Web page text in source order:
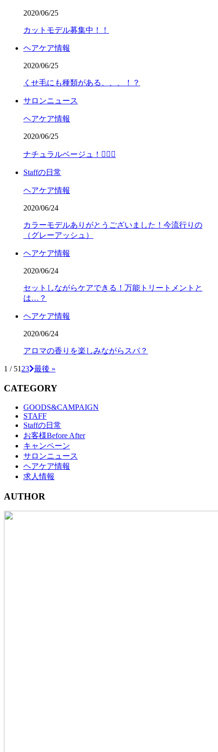
2020/06/25
カットモデル募集中！！
ヘアケア情報
2020/06/25
くせ毛にも種類がある、、、！？
サロンニュース
ヘアケア情報
2020/06/25
ナチュラルベージュ！💇🏽‍♀️
Staffの日常
ヘアケア情報
2020/06/24
カラーモデルありがとうございました！今流行りの
（グレーアッシュ）
ヘアケア情報
2020/06/24
セットしながらケアできる！万能トリートメントと
は…？
ヘアケア情報
2020/06/24
アロマの香りを楽しみながらスパ？
1 / 51 23 最後 »
CATEGORY
GOODS&CAMPAIGN
STAFF
Staffの日常
お客様Before After
キャンペーン
サロンニュース
ヘアケア情報
求人情報
AUTHOR